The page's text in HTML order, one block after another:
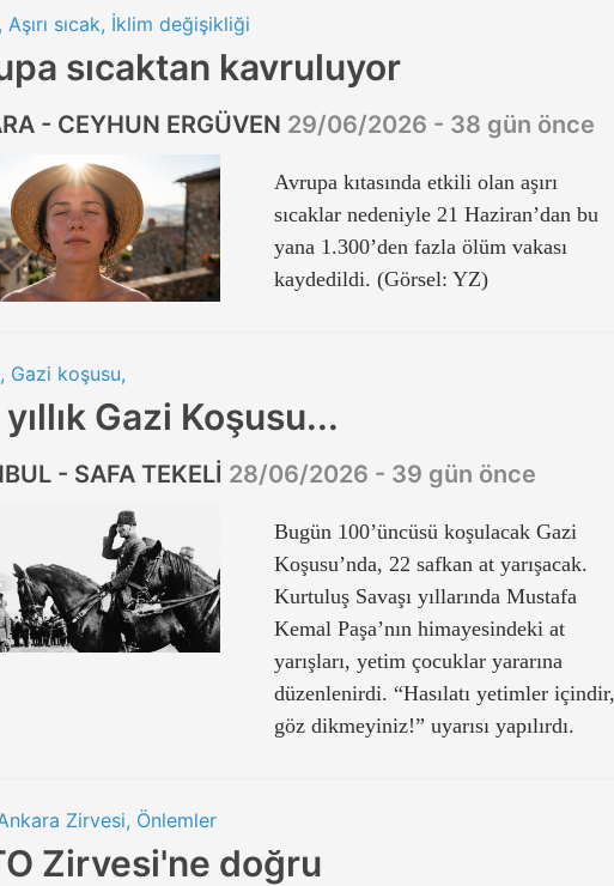
Aşırı sıcak, İklim değişikliği
sıcaktan kavruluyor
- CEYHUN ERGÜVEN 29/06/2026 - 38 gün önce
Avrupa kıtasında etkili olan aşırı
sıcaklar nedeniyle 21 Haziran’dan bu
yana 1.300’den fazla ölüm vakası
kaydedildi. (Görsel: YZ)
Gazi koşusu,
Gazi Koşusu...
- SAFA TEKELİ 28/06/2026 - 39 gün önce
Bugün 100’üncüsü koşulacak Gazi
Koşusu’nda, 22 safkan at yarışacak.
Kurtuluş Savaşı yıllarında Mustafa
Kemal Paşa’nın himayesindeki at
yarışları, yetim çocuklar yararına
düzenlenirdi. “Hasılatı yetimler içindir,
göz dikmeyiniz!” uyarısı yapılırdı.
Zirvesi, Önlemler
Zirvesi'ne doğru